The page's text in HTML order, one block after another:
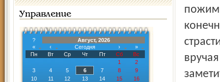
Управление
?
Август, 2026
«
‹ Сегодня ›
»
Пн
Вт Ср Чт Пт Сб
Вс
1
2
3
4 5 6 7 8
9
10
11 12 13 14 15
16